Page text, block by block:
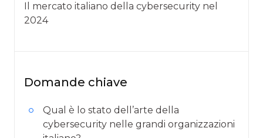
Il mercato italiano della cybersecurity nel
2024
Domande chiave
Qual è lo stato dell’arte della
cybersecurity nelle grandi organizzazioni